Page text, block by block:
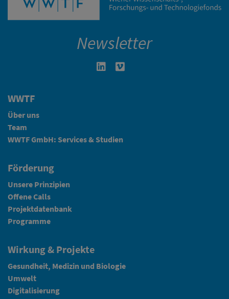
Newsletter
Linkedin in neuem Fenster öffnen
WWTF
Über uns
Team
WWTF GmbH: Services & Studien
Förderung
Unsere Prinzipien
Offene Calls
Projektdatenbank
Programme
Wirkung & Projekte
Gesundheit, Medizin und Biologie
Umwelt
Digitalisierung